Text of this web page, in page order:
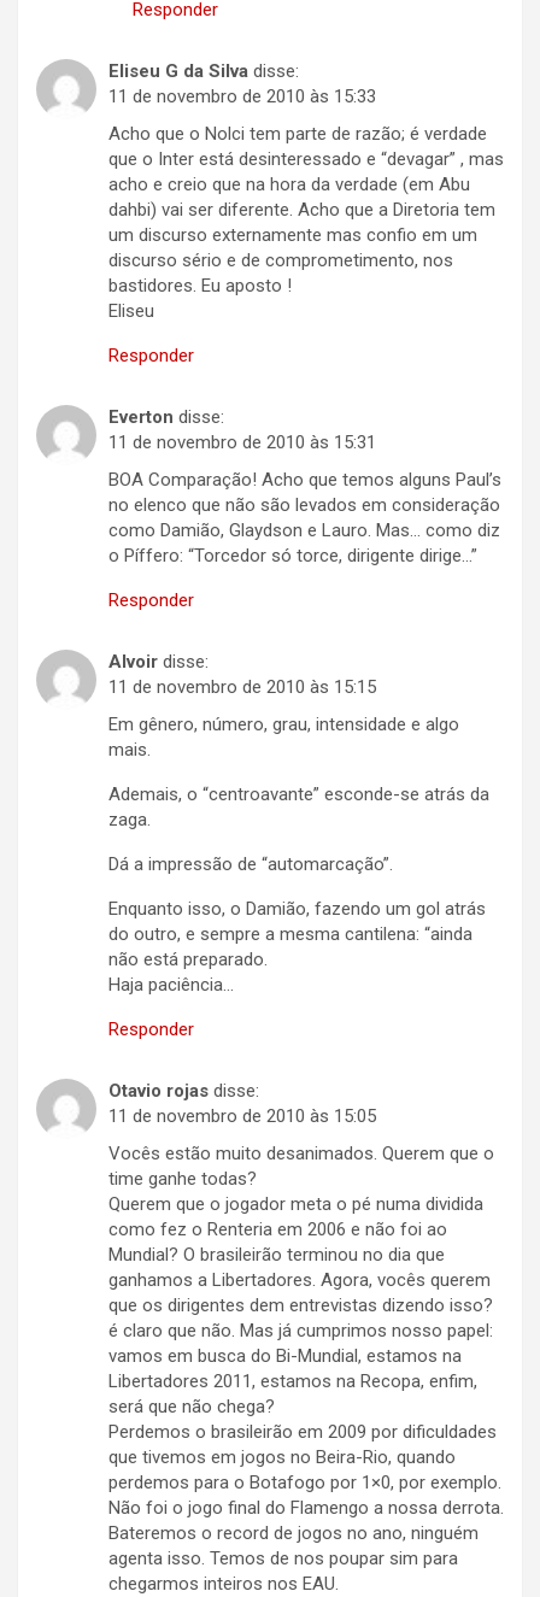
Responder
Eliseu G da Silva disse:
11 de novembro de 2010 às 15:33
Acho que o Nolci tem parte de razão; é verdade
que o Inter está desinteressado e “devagar” , mas
acho e creio que na hora da verdade (em Abu
dahbi) vai ser diferente. Acho que a Diretoria tem
um discurso externamente mas confio em um
discurso sério e de comprometimento, nos
bastidores. Eu aposto !
Eliseu
Responder
Everton disse:
11 de novembro de 2010 às 15:31
BOA Comparação! Acho que temos alguns Paul’s
no elenco que não são levados em consideração
como Damião, Glaydson e Lauro. Mas… como diz
o Píffero: “Torcedor só torce, dirigente dirige…”
Responder
Alvoir disse:
11 de novembro de 2010 às 15:15
Em gênero, número, grau, intensidade e algo
mais.
Ademais, o “centroavante” esconde-se atrás da
zaga.
Dá a impressão de “automarcação”.
Enquanto isso, o Damião, fazendo um gol atrás
do outro, e sempre a mesma cantilena: “ainda
não está preparado.
Haja paciência…
Responder
Otavio rojas disse:
11 de novembro de 2010 às 15:05
Vocês estão muito desanimados. Querem que o
time ganhe todas?
Querem que o jogador meta o pé numa dividida
como fez o Renteria em 2006 e não foi ao
Mundial? O brasileirão terminou no dia que
ganhamos a Libertadores. Agora, vocês querem
que os dirigentes dem entrevistas dizendo isso?
é claro que não. Mas já cumprimos nosso papel:
vamos em busca do Bi-Mundial, estamos na
Libertadores 2011, estamos na Recopa, enfim,
será que não chega?
Perdemos o brasileirão em 2009 por dificuldades
que tivemos em jogos no Beira-Rio, quando
perdemos para o Botafogo por 1×0, por exemplo.
Não foi o jogo final do Flamengo a nossa derrota.
Bateremos o record de jogos no ano, ninguém
agenta isso. Temos de nos poupar sim para
chegarmos inteiros nos EAU.